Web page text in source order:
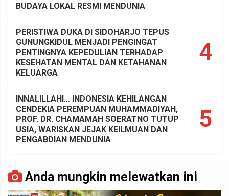
BUDAYA LOKAL RESMI MENDUNIA
4
PERISTIWA DUKA DI SIDOHARJO TEPUS
GUNUNGKIDUL MENJADI PENGINGAT
PENTINGNYA KEPEDULIAN TERHADAP
KESEHATAN MENTAL DAN KETAHANAN
KELUARGA
5
INNALILLAHI… INDONESIA KEHILANGAN
CENDEKIA PEREMPUAN MUHAMMADIYAH,
PROF. DR. CHAMAMAH SOERATNO TUTUP
USIA, WARISKAN JEJAK KEILMUAN DAN
PENGABDIAN MENDUNIA
Anda mungkin melewatkan ini